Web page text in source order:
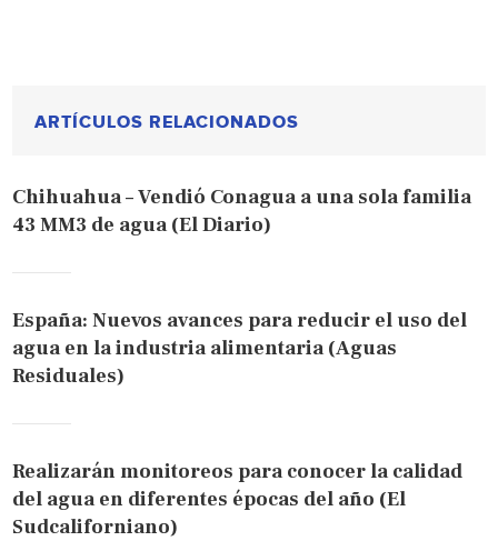
ARTÍCULOS RELACIONADOS
Chihuahua – Vendió Conagua a una sola familia
43 MM3 de agua (El Diario)
España: Nuevos avances para reducir el uso del
agua en la industria alimentaria (Aguas
Residuales)
Realizarán monitoreos para conocer la calidad
del agua en diferentes épocas del año (El
Sudcaliforniano)